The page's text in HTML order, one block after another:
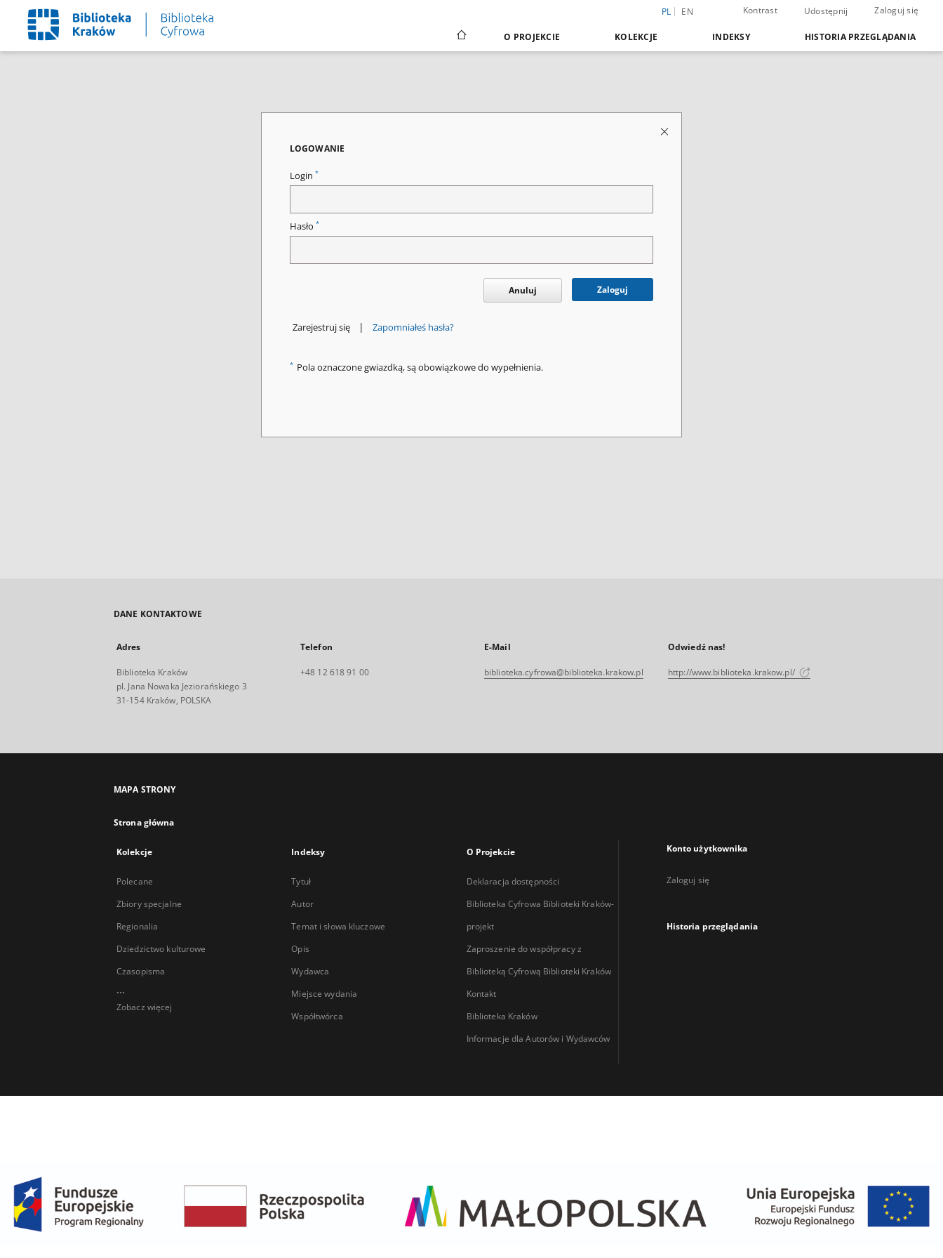
PL EN Kontrast Udostępnij Zaloguj się
O PROJEKCIE KOLEKCJE INDEKSY HISTORIA PRZEGLĄDANIA
LOGOWANIE
Login *
Hasło *
Anuluj Zaloguj
Zarejestruj się | Zapomniałeś hasła?
* Pola oznaczone gwiazdką, są obowiązkowe do wypełnienia.
DANE KONTAKTOWE
Adres
Biblioteka Kraków
pl. Jana Nowaka Jeziorańskiego 3
31-154 Kraków, POLSKA
Telefon
+48 12 618 91 00
E-Mail
biblioteka.cyfrowa@biblioteka.krakow.pl
Odwiedź nas!
http://www.biblioteka.krakow.pl/
MAPA STRONY
Strona główna
Kolekcje
Polecane
Zbiory specjalne
Regionalia
Dziedzictwo kulturowe
Czasopisma
...
Zobacz więcej
Indeksy
Tytuł
Autor
Temat i słowa kluczowe
Opis
Wydawca
Miejsce wydania
Współtwórca
O Projekcie
Deklaracja dostępności
Biblioteka Cyfrowa Biblioteki Kraków-
projekt
Zaproszenie do współpracy z
Biblioteką Cyfrową Biblioteki Kraków
Kontakt
Biblioteka Kraków
Informacje dla Autorów i Wydawców
Konto użytkownika
Zaloguj się
Historia przeglądania